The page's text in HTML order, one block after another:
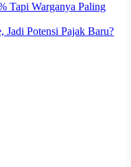
Tapi Warganya Paling
Jadi Potensi Pajak Baru?